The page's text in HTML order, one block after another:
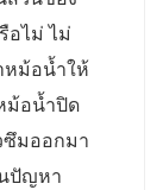
อไม่ ไม่
หม้อน้ำให้
ม้อน้ำปิด
ซึมออกมา
ปัญหา